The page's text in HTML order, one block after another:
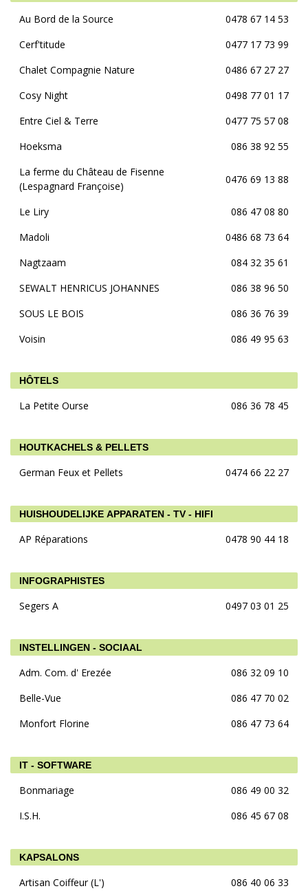
Au Bord de la Source
0478 67 14 53
Cerf'titude
0477 17 73 99
Chalet Compagnie Nature
0486 67 27 27
Cosy Night
0498 77 01 17
Entre Ciel & Terre
0477 75 57 08
Hoeksma
086 38 92 55
La ferme du Château de Fisenne
(Lespagnard Françoise)
0476 69 13 88
Le Liry
086 47 08 80
Madoli
0486 68 73 64
Nagtzaam
084 32 35 61
SEWALT HENRICUS JOHANNES
086 38 96 50
SOUS LE BOIS
086 36 76 39
Voisin
086 49 95 63
HÔTELS
La Petite Ourse 086 36 78 45
HOUTKACHELS & PELLETS
German Feux et Pellets 0474 66 22 27
HUISHOUDELIJKE APPARATEN - TV - HIFI
AP Réparations 0478 90 44 18
INFOGRAPHISTES
Segers A 0497 03 01 25
INSTELLINGEN - SOCIAAL
Adm. Com. d' Erezée
086 32 09 10
Belle-Vue
086 47 70 02
Monfort Florine
086 47 73 64
IT - SOFTWARE
Bonmariage
086 49 00 32
I.S.H.
086 45 67 08
KAPSALONS
Artisan Coiffeur (L')
086 40 06 33